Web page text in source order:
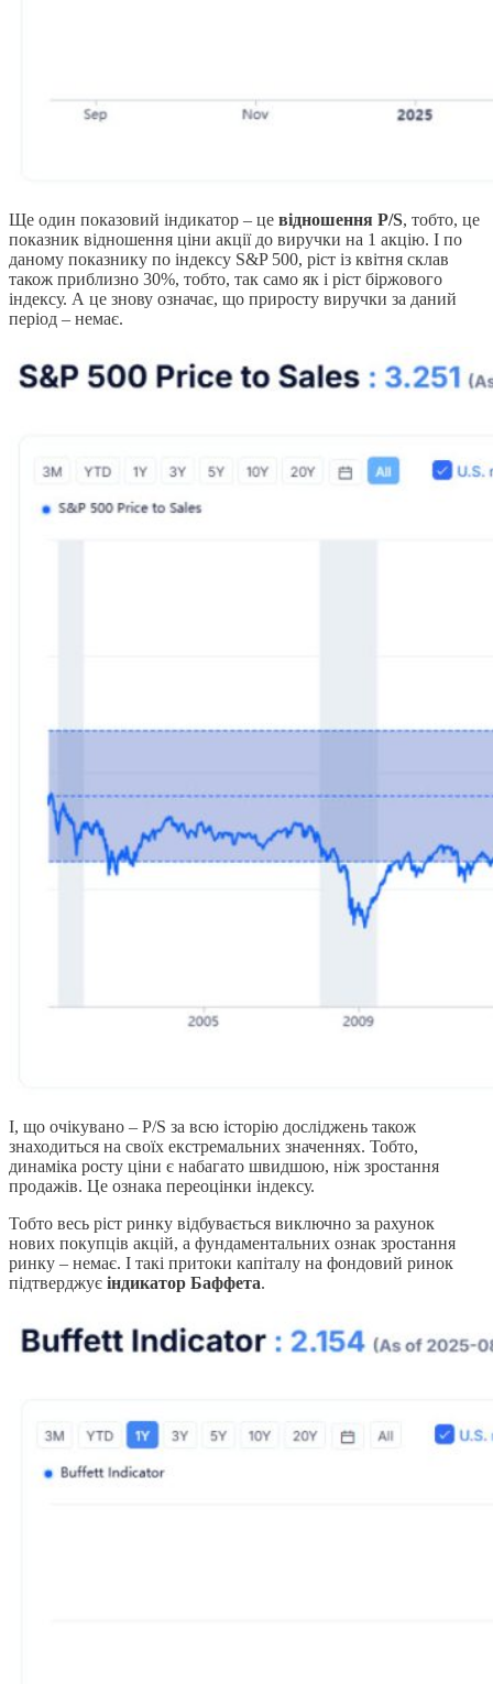
Ще один показовий індикатор – це відношення P/S, тобто, це
показник відношення ціни акції до виручки на 1 акцію. І по
даному показнику по індексу S&P 500, ріст із квітня склав
також приблизно 30%, тобто, так само як і ріст біржового
індексу. А це знову означає, що приросту виручки за даний
період – немає.
І, що очікувано – P/S за всю історію досліджень також
знаходиться на своїх екстремальних значеннях. Тобто,
динаміка росту ціни є набагато швидшою, ніж зростання
продажів. Це ознака переоцінки індексу.
Тобто весь ріст ринку відбувається виключно за рахунок
нових покупців акцій, а фундаментальних ознак зростання
ринку – немає. І такі притоки капіталу на фондовий ринок
підтверджує індикатор Баффета.